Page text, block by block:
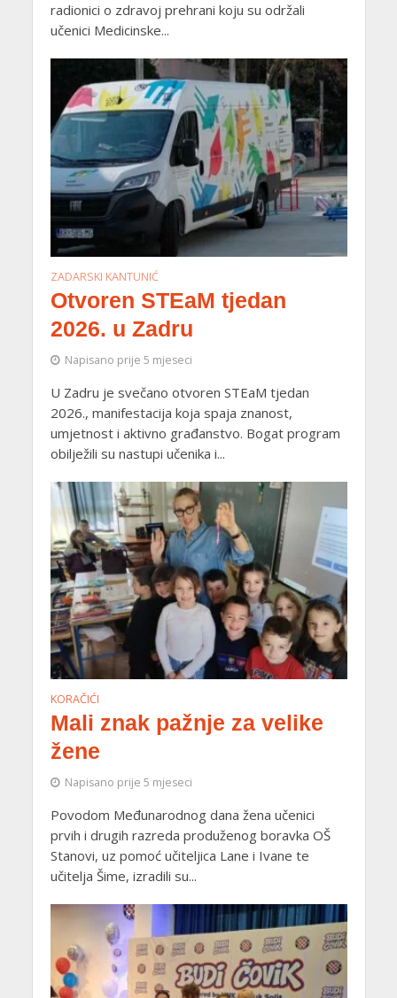
radionici o zdravoj prehrani koju su održali
učenici Medicinske...
ZADARSKI KANTUNIĆ
Otvoren STEaM tjedan
2026. u Zadru
Napisano prije 5 mjeseci
U Zadru je svečano otvoren STEaM tjedan
2026., manifestacija koja spaja znanost,
umjetnost i aktivno građanstvo. Bogat program
obilježili su nastupi učenika i...
KORAČIĆI
Mali znak pažnje za velike
žene
Napisano prije 5 mjeseci
Povodom Međunarodnog dana žena učenici
prvih i drugih razreda produženog boravka OŠ
Stanovi, uz pomoć učiteljica Lane i Ivane te
učitelja Šime, izradili su...